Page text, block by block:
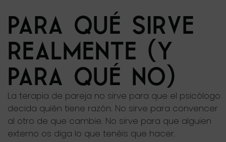
PARA QUÉ SIRVE
REALMENTE (Y
PARA QUÉ NO)
La terapia de pareja no sirve para que el psicólogo
decida quién tiene razón. No sirve para convencer
al otro de que cambie. No sirve para que alguien
externo os diga lo que tenéis que hacer.